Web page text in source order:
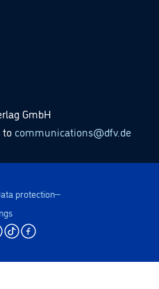
GmbH
to communications@dfv.de
protection